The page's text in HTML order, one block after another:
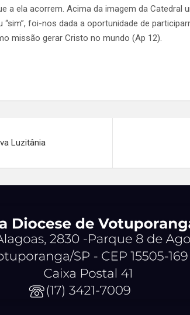
ela acorrem. Acima da imagem da Catedral
foi-nos dada a oportunidade de
missão gerar Cristo no mundo (Ap 12).
Luzitânia